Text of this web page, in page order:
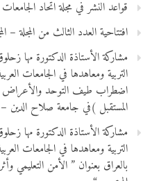
قواعد النشر في مجلة اتحاد الجامعات
افتتاحية العدد الثالث من المجلة – المجلد 23
مشاركة الأستاذة الدكتورة مها
التربية ومعاهدها في الجامعات
اضطراب طيف التوحد والأعراض
المستقبل )في جامعة صلاح الدين –
مشاركة الأستاذة الدكتورة مها
التربية ومعاهدها في الجامعات
بالعراق بعنوان ” الأمن التعليمي